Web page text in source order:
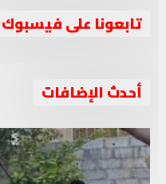
تابعونا على فيسبوك
أحدث الإضافات